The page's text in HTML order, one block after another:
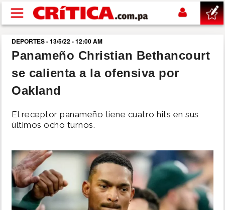
Pasar al contenido principal
buscar
SUCESOS
POLÍTICA
SHOW
DEPORTES
DEPORTES - 13/5/22 - 12:00 AM
Panameño Christian Bethancourt
se calienta a la ofensiva por
Oakland
El receptor panameño tiene cuatro hits en sus
últimos ocho turnos.